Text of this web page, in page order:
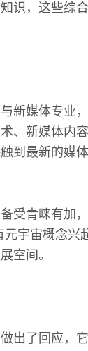
识，这些综
新媒体专业
、新媒体内
到最新的媒
受青睐有加
宇宙概念
空间。
出了回应，